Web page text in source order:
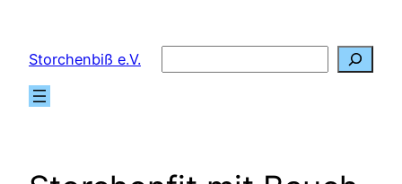
springen
Storchenbiß e.V.